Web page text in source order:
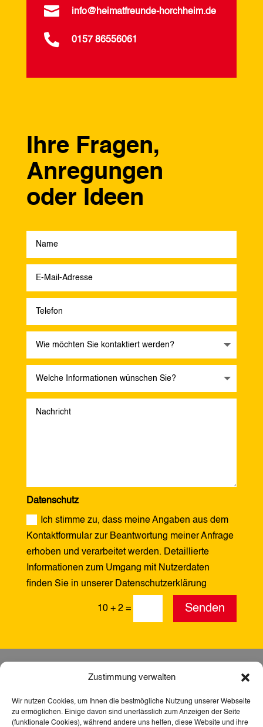
Zustimmung verwalten
Wir nutzen Cookies, um Ihnen die bestmögliche Nutzung unserer Webseite
zu ermöglichen. Einige davon sind unerlässlich zum Anzeigen der Seite
(funktionale Cookies), während andere uns helfen, diese Website und ihre
 info@heimatfreunde-horchheim.de
 0157 86556061
Ihre Fragen,
Anregungen
oder Ideen
Datenschutz
Ich stimme zu, dass meine Angaben aus dem
Kontaktformular zur Beantwortung meiner Anfrage
erhoben und verarbeitet werden. Detaillierte
Informationen zum Umgang mit Nutzerdaten
finden Sie in unserer Datenschutzerklärung
10 + 2 = Senden